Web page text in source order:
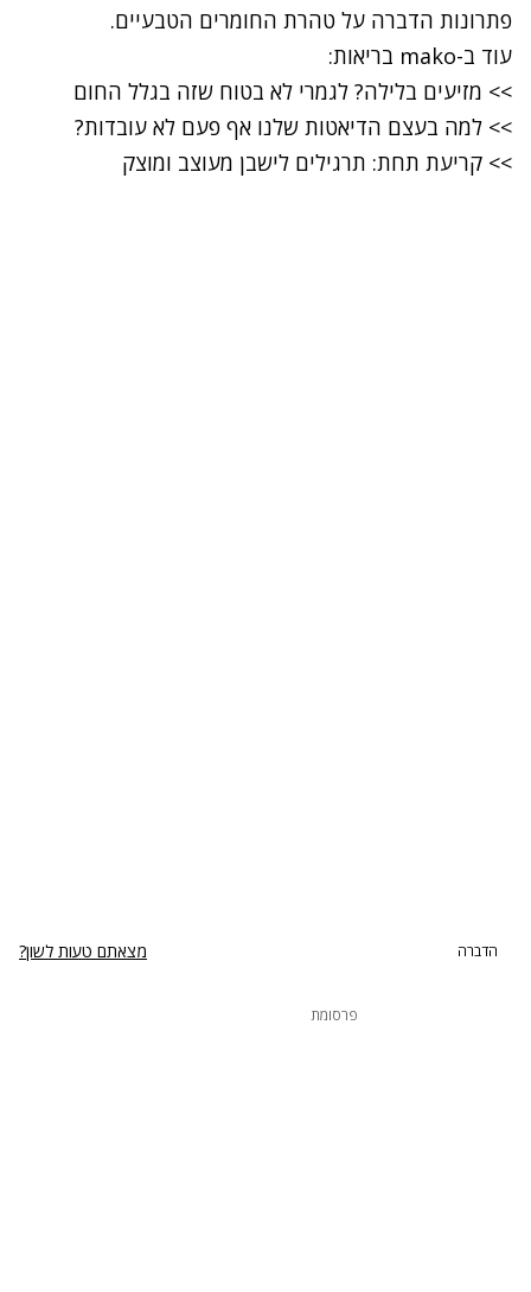
פתרונות הדברה על טהרת החומרים הטבעיים.
עוד ב-mako בריאות
:
>> מזיעים בלילה? לגמרי לא בטוח שזה בגלל החום
>> למה בעצם הדיאטות שלנו אף פעם לא עובדות?
>> קריעת תחת: תרגילים לישבן מעוצב ומוצק
הדברה מצאתם טעות לשון?
פרסומת